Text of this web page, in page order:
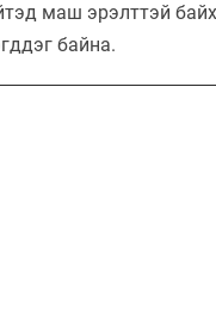
маш эрэлттэй
байна.